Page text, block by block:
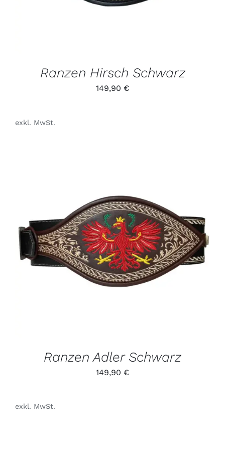
DIE
GEWÄHLT
WERDEN
Ranzen Hirsch Schwarz
149,90 €
exkl. MwSt.
DIESES
PRODUKT
WEIST
MEHRERE
VARIANTEN
AUF.
GEWÄHLT
WERDEN
/
DETAILS
Ranzen Adler Schwarz
149,90 €
exkl. MwSt.